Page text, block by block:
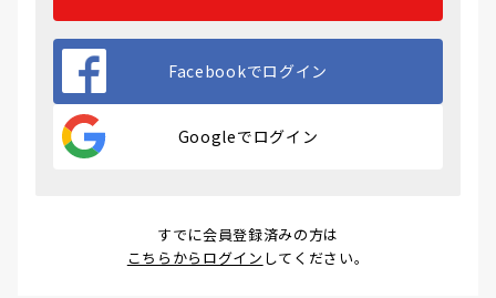
Facebookでログイン
Googleでログイン
すでに会員登録済みの方は
こちらからログイン してください。